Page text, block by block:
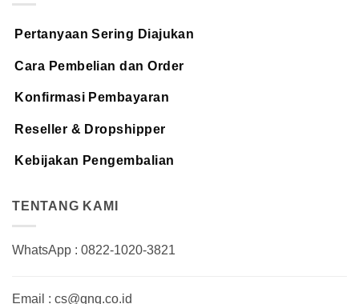
Pertanyaan Sering Diajukan
Cara Pembelian dan Order
Konfirmasi Pembayaran
Reseller & Dropshipper
Kebijakan Pengembalian
TENTANG KAMI
WhatsApp : 0822-1020-3821
Email : cs@qnq.co.id